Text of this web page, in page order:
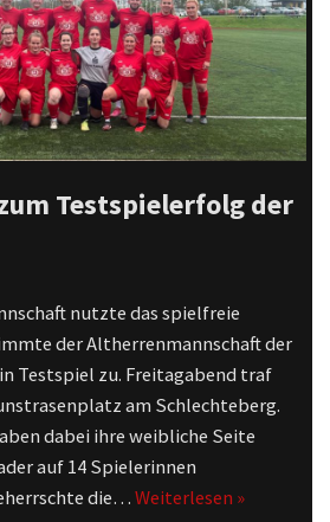
Testspielerfolg der
nutzte das spielfreie
der Altherrenmannschaft der
Testspiel zu. Freitagabend traf
am Schlechteberg.
dabei ihre weibliche Seite
auf 14 Spielerinnen
die…Weiterlesen »